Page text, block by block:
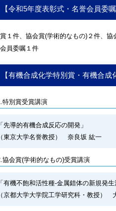
【令和5年度表彰式・名誉会員
１件、協会賞(学術的なもの)２件、協
員委嘱１件
【有機合成化学特別賞・有機合
特別賞受賞講演
先導的有機合成反応の開発」
東京大学名誉教授） 奈良坂 紘一
協会賞(学術的なもの)受賞講演
有機不飽和活性種-金属錯体の新規発
京都大学大学院工学研究科・教授）